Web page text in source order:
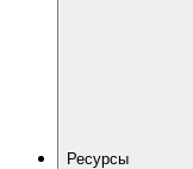
Ресурсы